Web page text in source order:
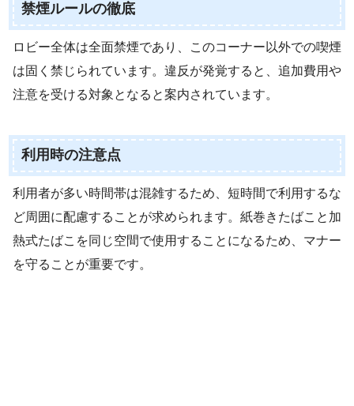
禁煙ルールの徹底
ロビー全体は全面禁煙であり、このコーナー以外での喫煙
は固く禁じられています。違反が発覚すると、追加費用や
注意を受ける対象となると案内されています。
利用時の注意点
利用者が多い時間帯は混雑するため、短時間で利用するな
ど周囲に配慮することが求められます。紙巻きたばこと加
熱式たばこを同じ空間で使用することになるため、マナー
を守ることが重要です。